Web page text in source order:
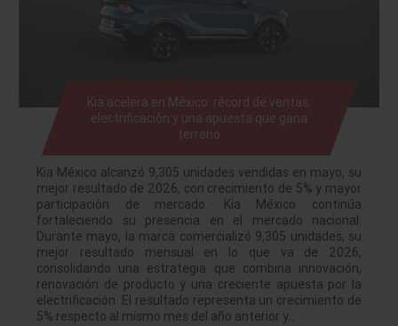
Kia acelera en México: récord de ventas,
electrificación y una apuesta que gana
terreno
Kia México alcanzó 9,305 unidades vendidas en mayo, su
mejor resultado de 2026, con crecimiento de 5% y mayor
participación de mercado. Kia México continúa
fortaleciendo su presencia en el mercado nacional.
Durante mayo, la marca comercializó 9,305 unidades, su
mejor resultado mensual en lo que va de 2026,
consolidando una estrategia que combina innovación,
renovación de producto y una creciente apuesta por la
electrificación. El resultado representa un crecimiento de
5% respecto al mismo mes del año anterior y…